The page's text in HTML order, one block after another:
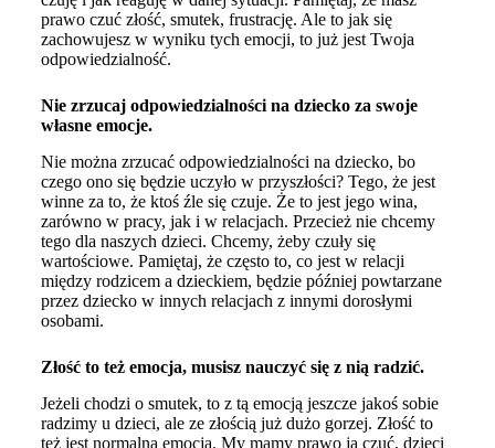
prawo czuć złość, smutek, frustrację. Ale to jak się
zachowujesz w wyniku tych emocji, to już jest Twoja
odpowiedzialność.
Nie zrzucaj odpowiedzialności na dziecko za swoje
własne emocje.
Nie można zrzucać odpowiedzialności na dziecko, bo
czego ono się będzie uczyło w przyszłości? Tego, że jest
winne za to, że ktoś źle się czuje. Że to jest jego wina,
zarówno w pracy, jak i w relacjach. Przecież nie chcemy
tego dla naszych dzieci. Chcemy, żeby czuły się
wartościowe. Pamiętaj, że często to, co jest w relacji
między rodzicem a dzieckiem, będzie później powtarzane
przez dziecko w innych relacjach z innymi dorosłymi
osobami.
Złość to też emocja, musisz nauczyć się z nią radzić.
Jeżeli chodzi o smutek, to z tą emocją jeszcze jakoś sobie
radzimy u dzieci, ale ze złością już dużo gorzej. Złość to
też jest normalna emocja. My mamy prawo ją czuć, dzieci